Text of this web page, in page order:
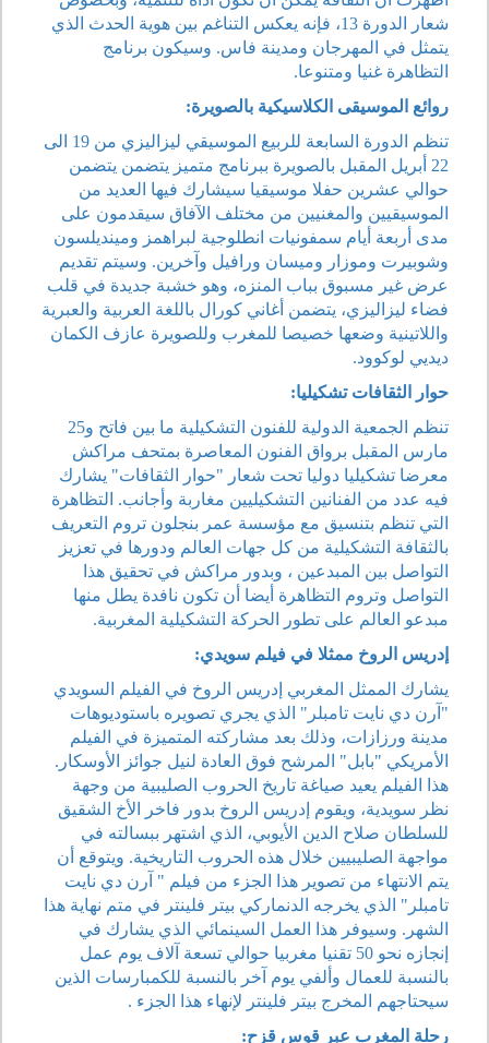
شعار الدورة 13، فإنه يعكس التناغم بين هوية الحدث الذي
يتمثل في المهرجان ومدينة فاس. وسيكون برنامج
التظاهرة غنيا ومتنوعا.
روائع الموسيقى الكلاسيكية بالصويرة:
تنظم الدورة السابعة للربيع الموسيقي ليزاليزي من 19 الى
22 أبريل المقبل بالصويرة ببرنامج متميز يتضمن يتضمن
حوالي عشرين حفلا موسيقيا سيشارك فيها العديد من
الموسيقيين والمغنيين من مختلف الآفاق سيقدمون على
مدى أربعة أيام سمفونيات انطلوجية لبراهمز ومينديلسون
وشوبيرت وموزار وميسان ورافيل وآخرين. وسيتم تقديم
عرض غير مسبوق بباب المنزه، وهو خشبة جديدة في قلب
فضاء ليزاليزي، يتضمن أغاني كورال باللغة العربية والعبرية
واللاتينية وضعها خصيصا للمغرب وللصويرة عازف الكمان
ديديي لوكوود.
حوار الثقافات تشكيليا:
تنظم الجمعية الدولية للفنون التشكيلية ما بين فاتح و25
مارس المقبل برواق الفنون المعاصرة بمتحف مراكش
معرضا تشكيليا دوليا تحت شعار "حوار الثقافات" يشارك
فيه عدد من الفنانين التشكيليين مغاربة وأجانب. التظاهرة
التي تنظم بتنسيق مع مؤسسة عمر بنجلون تروم التعريف
بالثقافة التشكيلية من كل جهات العالم ودورها في تعزيز
التواصل بين المبدعين ، وبدور مراكش في تحقيق هذا
التواصل وتروم التظاهرة أيضا أن تكون نافدة يطل منها
مبدعو العالم على تطور الحركة التشكيلية المغربية.
إدريس الروخ ممثلا في فيلم سويدي:
يشارك الممثل المغربي إدريس الروخ في الفيلم السويدي
"آرن دي نايت تامبلر" الذي يجري تصويره باستوديوهات
مدينة ورزازات، وذلك بعد مشاركته المتميزة في الفيلم
الأمريكي "بابل" المرشح فوق العادة لنيل جوائز الأوسكار.
هذا الفيلم يعيد صياغة تاريخ الحروب الصليبية من وجهة
نظر سويدية، ويقوم إدريس الروخ بدور فاخر الأخ الشقيق
للسلطان صلاح الدين الأيوبي، الذي اشتهر ببسالته في
مواجهة الصليبيين خلال هذه الحروب التاريخية. ويتوقع أن
يتم الانتهاء من تصوير هذا الجزء من فيلم " آرن دي نايت
تامبلر" الذي يخرجه الدنماركي بيتر فلينتر في متم نهاية هذا
الشهر. وسيوفر هذا العمل السينمائي الذي يشارك في
إنجازه نحو 50 تقنيا مغربيا حوالي تسعة آلاف يوم عمل
بالنسبة للعمال وألفي يوم آخر بالنسبة للكمبارسات الذين
سيحتاجهم المخرج بيتر فلينتر لإنهاء هذا الجزء .
رحلة المغرب عبر قوس قزح: